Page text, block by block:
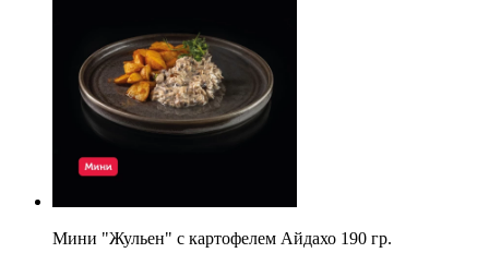
Мини "Жульен" с картофелем Айдахо 190 гр.